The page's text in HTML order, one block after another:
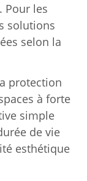
Pour les
solutions
selon la
protection
à forte
simple
de vie
esthétique